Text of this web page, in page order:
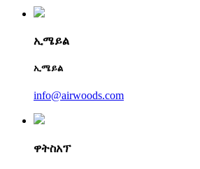
ኢሜይል
ኢሜይል
info@airwoods.com
ዋትስአፕ